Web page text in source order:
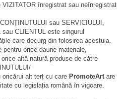
înregistrat sau neînregistrat
sau SERVICIULUI,
sau CLIENTUL este singurul
care decurg din folosirea acestuia.
pentru orice daune materiale,
altă natură produse de către
alt terț cu care PromoteArtare
cu legislația română în vigoare.